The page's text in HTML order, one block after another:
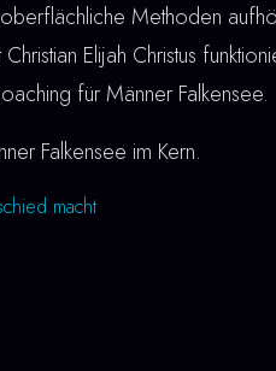
Methoden
Elijah Christus
für Männer Falkensee.
Falkensee im Kern.
macht